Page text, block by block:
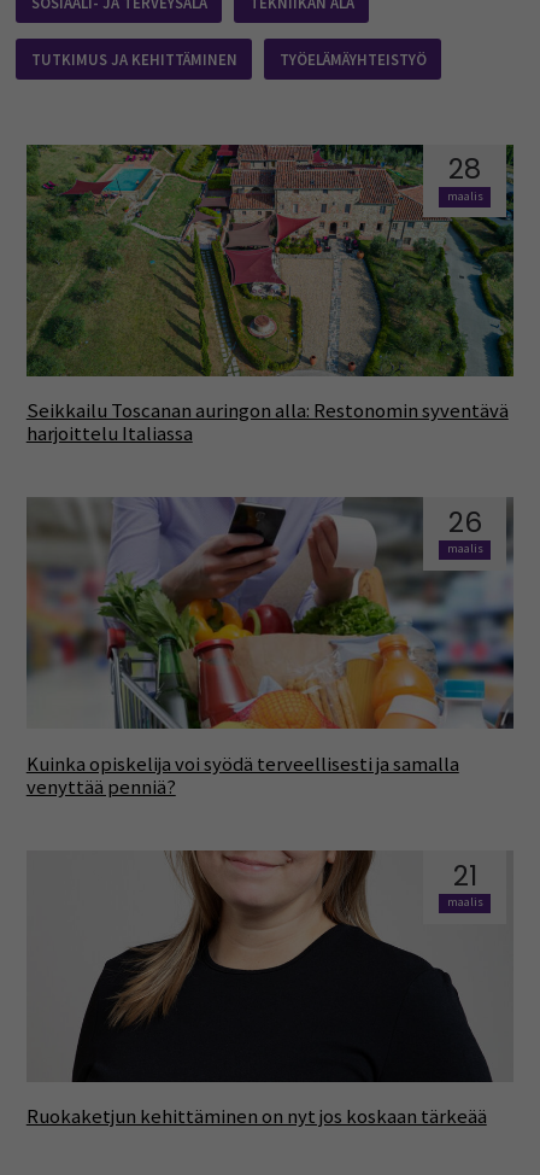
TUTKIMUS JA KEHITTÄMINEN TYÖELÄMÄYHTEISTYÖ
28
maalis
Seikkailu Toscanan auringon alla: Restonomin syventävä
harjoittelu Italiassa
26
maalis
Kuinka opiskelija voi syödä terveellisesti ja samalla
venyttää penniä?
21
maalis
Ruokaketjun kehittäminen on nyt jos koskaan tärkeää